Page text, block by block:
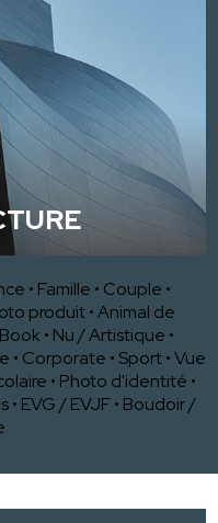
• Famille • Couple •
produit•Animal de
• Nu / Artistique •
• Corporate • Sport •Vue
• Photo d'identité •
• EVG / EVJF• Boudoir /